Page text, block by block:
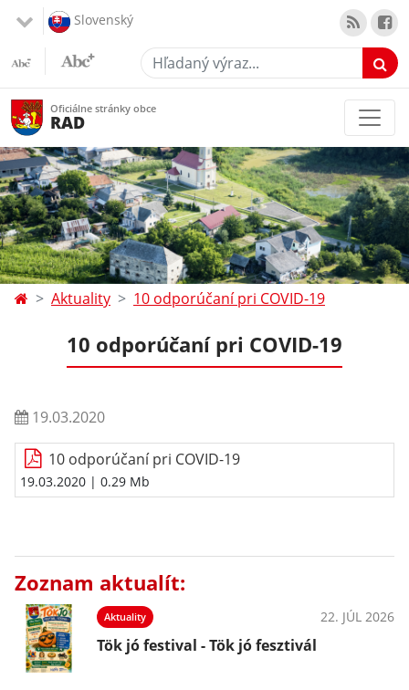
Slovenský
Hľadaný výraz...
Oficiálne stránky obce
RAD
Aktuality 10 odporúčaní pri COVID-19
10 odporúčaní pri COVID-19
19.03.2020
10 odporúčaní pri COVID-19
19.03.2020 | 0.29 Mb
Zoznam aktualít:
Aktuality 22. JÚL 2026
Tök jó festival - Tök jó fesztivál